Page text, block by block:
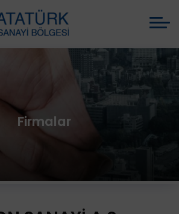
Firmalar